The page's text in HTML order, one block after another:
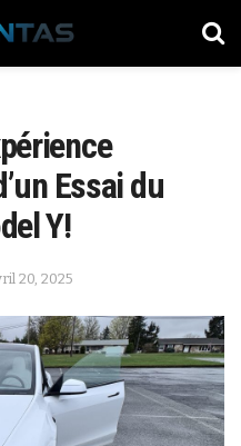
Essai du
Y!
20, 2025